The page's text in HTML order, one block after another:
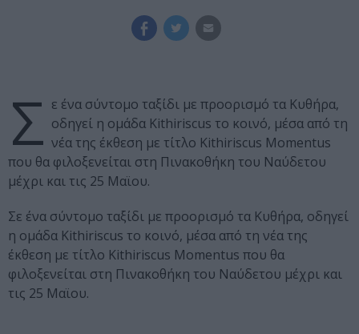
Σ ε ένα σύντομο ταξίδι με προορισμό τα Κυθήρα,
οδηγεί η ομάδα Kithiriscus το κοινό, μέσα από τη
νέα της έκθεση με τίτλο Kithiriscus Momentus
που θα φιλοξενείται στη Πινακοθήκη του Ναύδετου
μέχρι και τις 25 Μαϊου.
Σε ένα σύντομο ταξίδι με προορισμό τα Κυθήρα, οδηγεί
η ομάδα Kithiriscus το κοινό, μέσα από τη νέα της
έκθεση με τίτλο Kithiriscus Momentus που θα
φιλοξενείται στη Πινακοθήκη του Ναύδετου μέχρι και
τις 25 Μαϊου.